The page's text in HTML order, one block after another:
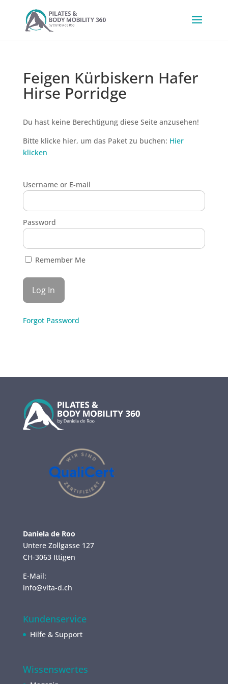
Feigen Kürbiskern Hafer
Hirse Porridge
Du hast keine Berechtigung diese Seite anzusehen!
Bitte klicke hier, um das Paket zu buchen: Hier
klicken
Username or E-mail
Password
Remember Me
Forgot Password
Daniela de Roo
Untere Zollgasse 127
CH-3063 Ittigen
E-Mail:
info@vita-d.ch
Kundenservice
Hilfe & Support
Wissenswertes